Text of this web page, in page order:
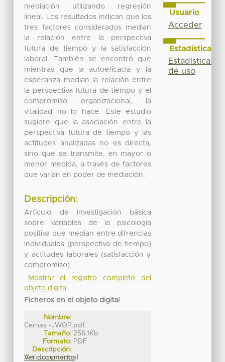
mediación utilizando regresión
lineal. Los resultados indican que los
tres factores considerados median
la relación entre la perspectiva
futura de tiempo y la satisfacción
laboral. También se encontró que
mientras que la autoeficacia y la
esperanza median la relación entre
la perspectiva futura de tiempo y el
compromiso organizacional, la
vitalidad no lo hace. Este estudio
sugiere que la asociación entre la
perspectiva futura de tiempo y las
actitudes analizadas no es directa,
sino que se transmite, en mayor o
menor medida, a través de factores
que varían en poder de mediación.
Descripción:
Artículo de investigación básica
sobre variables de la psicología
positiva que median entre difrencias
individuales (perspectiva de tiempo)
y actitudes laborales (satisfacción y
compromiso)
Mostrar el registro completo del
objeto digital
Ficheros en el objeto digital
Nombre:
Cernas -JWOP.pdf
Tamaño: 256.1Kb
Formato: PDF
Descripción:
Artículo principal
Ver documento
Usuario
Acceder
Estadísticas
Estadísticas
de uso